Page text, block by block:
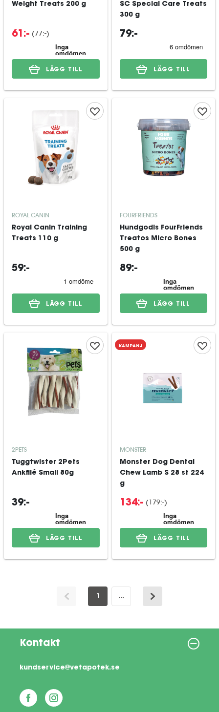
Weight Treats 200 g
61:- (77:-)
LÄGG TILL
SC Special Care Treats
300 g
79:-
LÄGG TILL
ROYAL CANIN
Royal Canin Training
Treats 110 g
59:-
LÄGG TILL
FOURFRIENDS
Hundgodis FourFriends
Treatos Micro Bones
500 g
89:-
LÄGG TILL
2PETS
Tuggtwister 2Pets
Ankfilé Small 80g
39:-
LÄGG TILL
KAMPANJ
MONSTER
Monster Dog Dental
Chew Lamb S 28 st 224
g
134:- (179:-)
LÄGG TILL
1 ...
Kontakt
kundservice@vetapotek.se